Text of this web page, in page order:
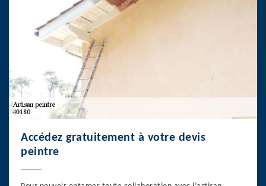
Accédez gratuitement à votre devis
peintre